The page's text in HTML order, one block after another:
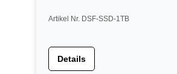
Artikel Nr. DSF-SSD-1TB
Details